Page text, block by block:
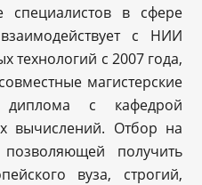
специалистов в сфере
с НИИ
технологий с 2007 года,
магистерские
диплома с кафедрой
вычислений. Отбор на
получить
вуза, строгий,